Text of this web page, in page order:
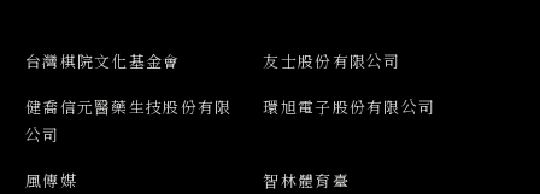
台灣棋院文化基金會
友士股份有限公司
健喬信元醫藥生技股份有限
公司
環旭電子股份有限公司
風傳媒
智林體育臺